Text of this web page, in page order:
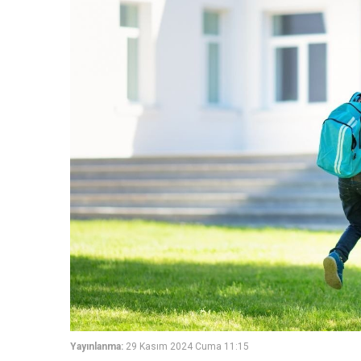
Yayınlanma: 29 Kasım 2024 Cuma 11:15